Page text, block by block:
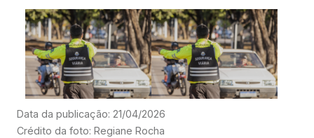
Data da publicação: 21/04/2026
Crédito da foto: Regiane Rocha